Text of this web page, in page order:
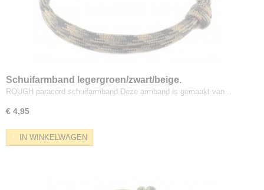
Schuifarmband legergroen/zwart/beige.
ROUGH paracord schuifarmband.Deze armband is gemaakt van…
€ 4,95
IN WINKELWAGEN